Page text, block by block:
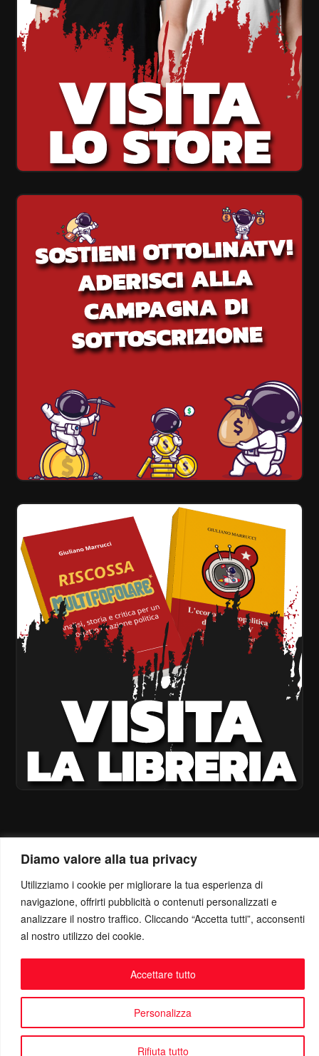
Diamo valore alla tua privacy
Utilizziamo i cookie per migliorare la tua esperienza di
navigazione, offrirti pubblicità o contenuti personalizzati e
analizzare il nostro traffico. Cliccando “Accetta tutti”, acconsenti
al nostro utilizzo dei cookie.
Personalizza
Rifiuta tutto
Accettare tutto